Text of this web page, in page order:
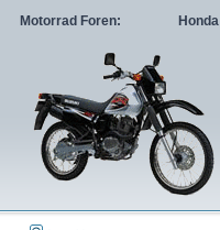
Motorrad Foren: Honda